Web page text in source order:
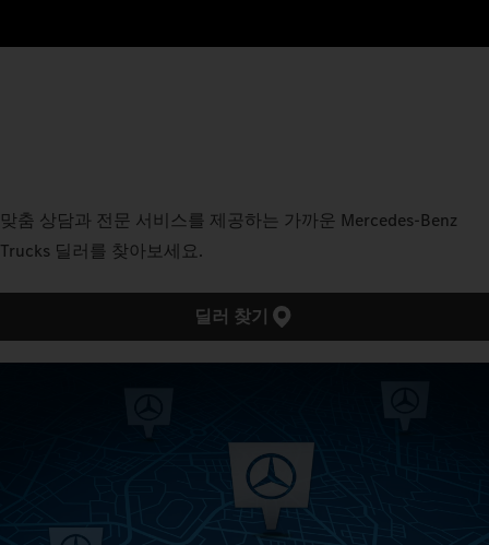
맞춤 상담과 전문 서비스를 제공하는 가까운 Mercedes-Benz
Trucks 딜러를 찾아보세요.
딜러 찾기